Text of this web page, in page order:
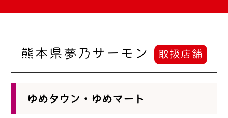
熊本県夢乃サーモン 取扱店舗
ゆめタウン・ゆめマート